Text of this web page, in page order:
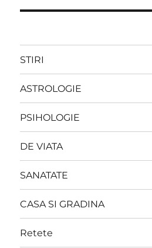
STIRI
ASTROLOGIE
PSIHOLOGIE
DE VIATA
SANATATE
CASA SI GRADINA
Retete